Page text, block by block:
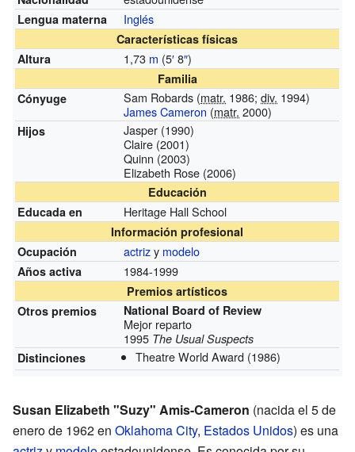
Lengua materna Inglés
Características físicas
Altura
1,73 m (5′8″)
Familia
Cónyuge
Sam Robards (matr. 1986;div. 1994)
James Cameron (matr. 2000)
Hijos Jasper (1990)
Claire (2001)
Quinn (2003)
Elizabeth Rose (2006)
Educación
Educada en
Heritage Hall School
Información profesional
Ocupación
actrizy modelo
Años activa 1984-1999
Premios artísticos
Otros premios
National Board of Review
Mejor reparto
1995 The Usual Suspects
Distinciones
Theatre World Award (1986)
Susan Elizabeth "Suzy" Amis-Cameron (nacida el 5 de
enero de 1962 en Oklahoma City, Estados Unidos) es una